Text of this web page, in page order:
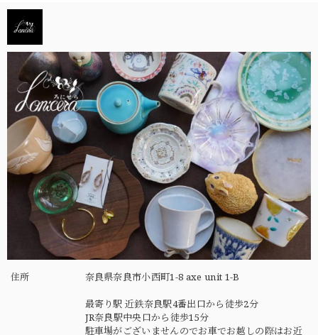
住所 奈良県奈良市小西町1-8 axe unit 1-B
最寄り駅 近鉄奈良駅4番出口から徒歩2分
JR奈良駅中央口から徒歩15分
駐車場がございませんのでお車でお越しの際はお近